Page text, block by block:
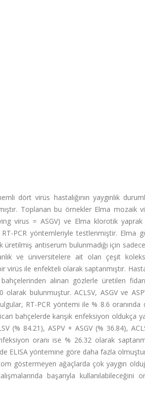
dört virüs hastalığının yaygınlık
Toplanan bu örnekler Elma mozaik
virus = ASGV) ve Elma klorotik yaprak
PCR yöntemleriyle testlenmiştir. Elma
antiserum bulunmadığı için
ve üniversitelere ait olan çeşit
ile enfekteli olarak saptanmıştır.
alınan gözlerle üretilen
bulunmuştur. ACLSV, ASGV ve
RT-PCR yöntemi ile % 8.6 oranında
bahçelerde karışık enfeksiyon oldukça
(% 84.21), ASPV + ASGV (% 36.84),
oranı ise % 26.32 olarak
ELISA yöntemine göre daha fazla
göstermeyen ağaçlarda çok yaygın
başarıyla kullanılabileceğini